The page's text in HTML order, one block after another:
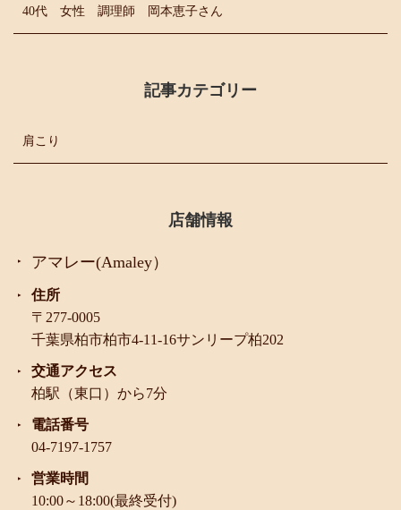
40代 女性 調理師 岡本恵子さん
記事カテゴリー
肩こり
店舗情報
アマレー(Amaley）
住所
〒277-0005
千葉県柏市柏市4-11-16サンリープ柏202
交通アクセス
柏駅（東口）から7分
電話番号
04-7197-1757
営業時間
10:00～18:00(最終受付)